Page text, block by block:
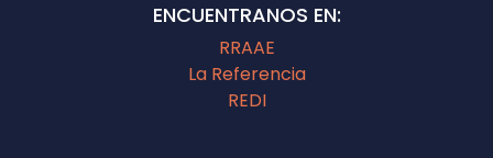
ENCUENTRANOS EN:
RRAAE
La Referencia
REDI